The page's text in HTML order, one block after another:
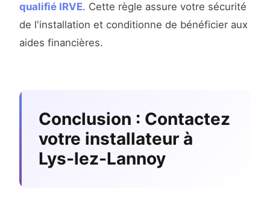
qualifié IRVE. Cette règle assure votre sécurité
de l'installation et conditionne de bénéficier aux
aides financières.
Conclusion : Contactez
votre installateur à
Lys-lez-Lannoy